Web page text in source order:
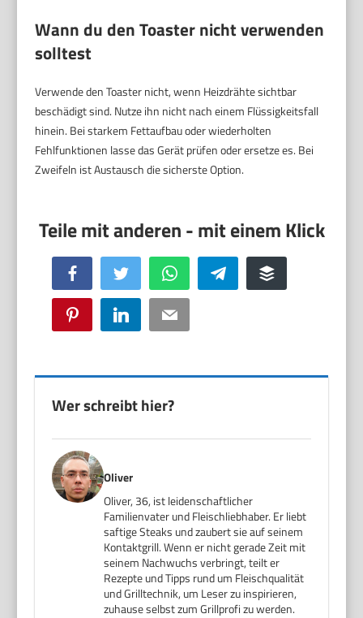
Wann du den Toaster nicht verwenden
solltest
Verwende den Toaster nicht, wenn Heizdrähte sichtbar
beschädigt sind. Nutze ihn nicht nach einem Flüssigkeitsfall
hinein. Bei starkem Fettaufbau oder wiederholten
Fehlfunktionen lasse das Gerät prüfen oder ersetze es. Bei
Zweifeln ist Austausch die sicherste Option.
Facebook Twitter WhatsApp Telegram Buffer
Pinterest LinkedIn Email
Wer schreibt hier?
Oliver
Oliver, 36, ist leidenschaftlicher
Familienvater und Fleischliebhaber. Er liebt
saftige Steaks und zaubert sie auf seinem
Kontaktgrill. Wenn er nicht gerade Zeit mit
seinem Nachwuchs verbringt, teilt er
Rezepte und Tipps rund um Fleischqualität
und Grilltechnik, um Leser zu inspirieren,
zuhause selbst zum Grillprofi zu werden.